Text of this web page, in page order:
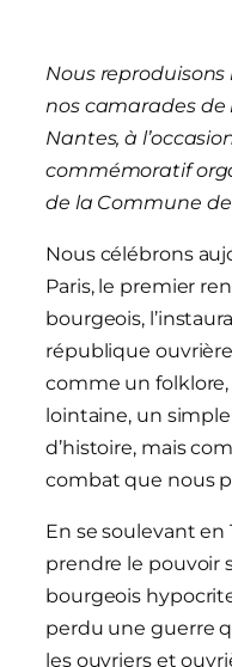
Nous
nos camarades de
Nantes, à
commémoratif
de la Commune
Nous célébrons
Paris, le premier
bourgeois,
république ouvrière
comme un
lointaine, un
d’histoire, mais
combat que nous
En se soulevant en
prendre le pouvoir
bourgeois
perdu une guerre
les ouvriers et